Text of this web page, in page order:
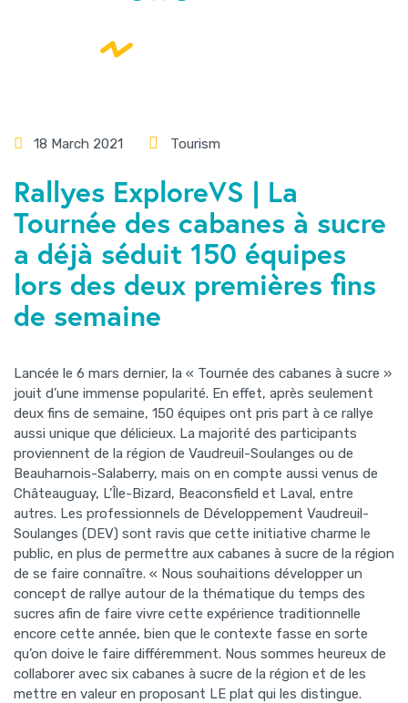
18 March 2021 Tourism
Rallyes ExploreVS | La
Tournée des cabanes à sucre
a déjà séduit 150 équipes
lors des deux premières fins
de semaine
Lancée le 6 mars dernier, la « Tournée des cabanes à sucre »
jouit d’une immense popularité. En effet, après seulement
deux fins de semaine, 150 équipes ont pris part à ce rallye
aussi unique que délicieux. La majorité des participants
proviennent de la région de Vaudreuil-Soulanges ou de
Beauharnois-Salaberry, mais on en compte aussi venus de
Châteauguay, L’Île-Bizard, Beaconsfield et Laval, entre
autres. Les professionnels de Développement Vaudreuil-
Soulanges (DEV) sont ravis que cette initiative charme le
public, en plus de permettre aux cabanes à sucre de la région
de se faire connaître. « Nous souhaitions développer un
concept de rallye autour de la thématique du temps des
sucres afin de faire vivre cette expérience traditionnelle
encore cette année, bien que le contexte fasse en sorte
qu’on doive le faire différemment. Nous sommes heureux de
collaborer avec six cabanes à sucre de la région et de les
mettre en valeur en proposant LE plat qui les distingue.